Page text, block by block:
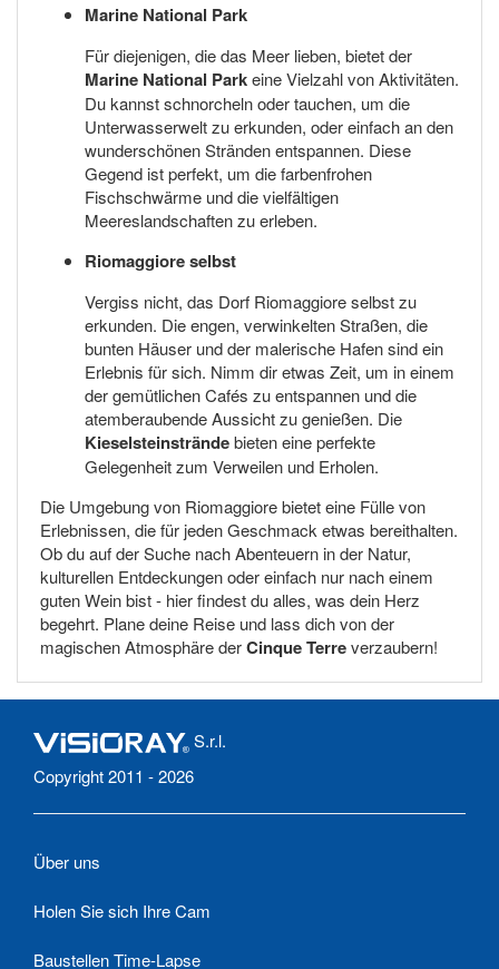
Marine National Park
Für diejenigen, die das Meer lieben, bietet der
Marine National Parkeine Vielzahl von Aktivitäten.
Du kannst schnorcheln oder tauchen, um die
Unterwasserwelt zu erkunden, oder einfach an den
wunderschönen Stränden entspannen. Diese
Gegend ist perfekt, um die farbenfrohen
Fischschwärme und die vielfältigen
Meereslandschaften zu erleben.
Riomaggiore selbst
Vergiss nicht, das Dorf Riomaggiore selbst zu
erkunden. Die engen, verwinkelten Straßen, die
bunten Häuser und der malerische Hafen sind ein
Erlebnis für sich. Nimm dir etwas Zeit, um in einem
der gemütlichen Cafés zu entspannen und die
atemberaubende Aussicht zu genießen. Die
Kieselsteinsträndebieten eine perfekte
Gelegenheit zum Verweilen und Erholen.
Die Umgebung von Riomaggiore bietet eine Fülle von
Erlebnissen, die für jeden Geschmack etwas bereithalten.
Ob du auf der Suche nach Abenteuern in der Natur,
kulturellen Entdeckungen oder einfach nur nach einem
guten Wein bist - hier findest du alles, was dein Herz
begehrt. Plane deine Reise und lass dich von der
magischen Atmosphäre derCinque Terreverzaubern!
S.r.l.
Copyright 2011 - 2026
Über uns
Holen Sie sich Ihre Cam
Baustellen Time-Lapse